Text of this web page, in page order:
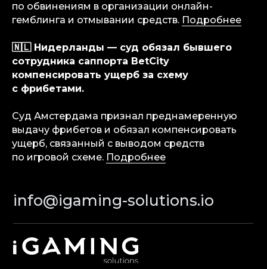
по обвинениям в организации онлайн-
гемблинга и отмывании средств. Подробнее
🇳🇱 Нидерланды — суд обязал бывшего
сотрудника саппорта BetCity
компенсировать ущерб за схему
с фрибетами.
Суд Амстердама признал преднамеренную
выдачу фрибетов и обязал компенсировать
ущерб, связанный с выводом средств
по игровой схеме. Подробнее
Privacy Policy
© iGaming Solutions, 2026